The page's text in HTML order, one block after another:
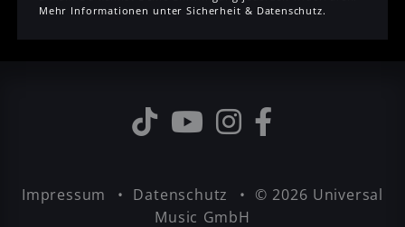
Mehr Informationen unterSicherheit & Datenschutz.
Impressum Datenschutz
© 2026 Universal
Music GmbH